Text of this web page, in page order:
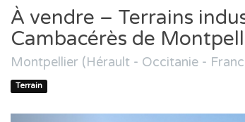
À vendre – Terrains
Cambacérès de
Montpellier (Hérault - Occitanie -
Terrain